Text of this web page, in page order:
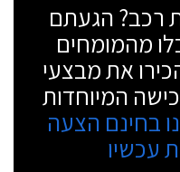
רכב? הגעתם
מהמומחים
את מבצעי
המיוחדות
בחינם הצעה
עכשיו